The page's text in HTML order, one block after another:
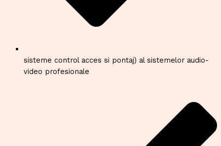
sisteme control acces si pontaj) al sistemelor audio-
video profesionale